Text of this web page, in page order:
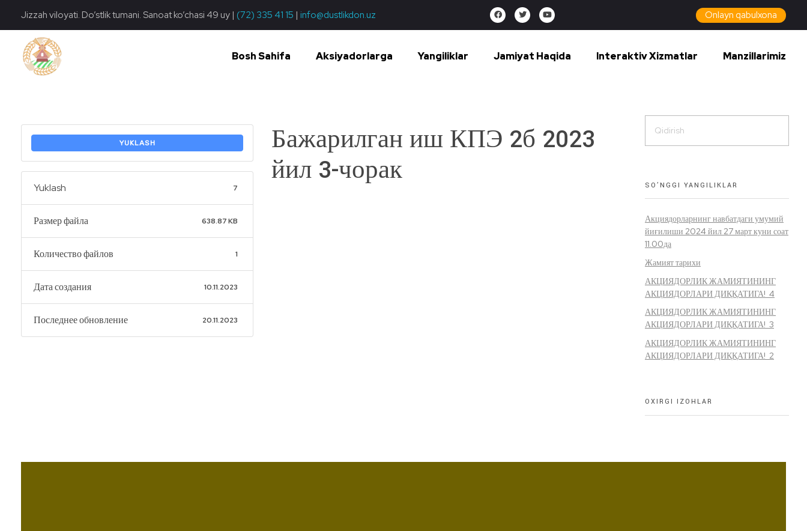
Jizzah viloyati. Do’stlik tumani. Sanoat ko’chasi 49 uy | (72) 335 41 15 | info@dustlikdon.uz Onlayn qabulxona
Bosh Sahifa Aksiyadorlarga Yangiliklar Jamiyat Haqida Interaktiv Xizmatlar Manzillarimiz
YUKLASH
Yuklash 7
Размер файла 638.87 KB
Количество файлов 1
Дата создания 10.11.2023
Последнее обновление 20.11.2023
Бажарилган иш КПЭ 2б 2023
йил 3-чорак
SO’NGGI YANGILIKLAR
Акциядорларнинг навбатдаги умумий
йиғилиши 2024 йил 27 март куни соат
11.00да
Жамият тарихи
АКЦИЯДОРЛИК ЖАМИЯТИНИНГ
АКЦИЯДОРЛАРИ ДИҚҚАТИГА! 4
АКЦИЯДОРЛИК ЖАМИЯТИНИНГ
АКЦИЯДОРЛАРИ ДИҚҚАТИГА! 3
АКЦИЯДОРЛИК ЖАМИЯТИНИНГ
АКЦИЯДОРЛАРИ ДИҚҚАТИГА! 2
OXIRGI IZOHLAR